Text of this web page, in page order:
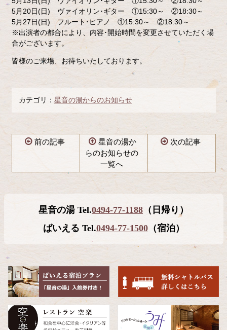
5月20日(日) ヴァイオリン･ギター ①15:30～ ②18:30～
5月27日(日) フルート･ピアノ ①15:30～ ②18:30～
※出演者の都合により、内容･開始時間を変更させていただく場
合がございます。
皆様のご来場、お待ちいたしております。
カテゴリ： 星音の湯からのお知らせ
前の記事
星音の湯か
らのお知らせの
一覧へ
次の記事
頭
へ
戻
る
星音の湯 Tel.0494-77-1188 （日帰り）
ばいえる Tel.0494-77-1500（宿泊）